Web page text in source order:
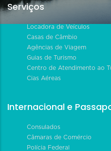
Serviços
Locadora de Veículos
Casas de Câmbio
Agências de Viagem
Guias de Turismo
Centro de Atendimento ao
Cias Aéreas
Internacional e
Consulados
Câmaras de Comércio
Polícia Federal